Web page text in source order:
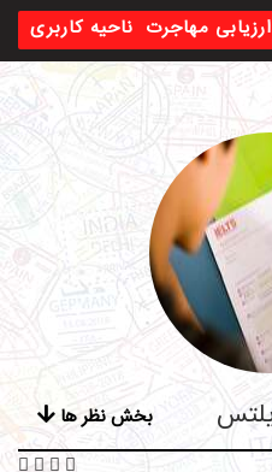
ناحیه کاربری ارزیابی مهاجرت
بخش نظر ها